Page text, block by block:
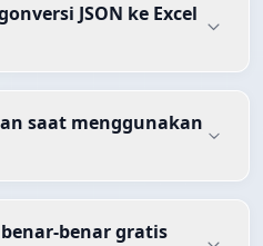
JSON ke Excel
saat menggunakan
benar gratis